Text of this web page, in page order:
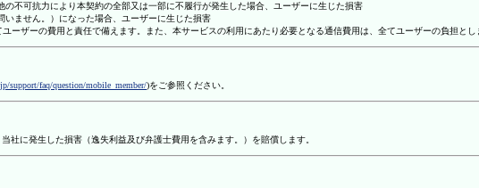
不可抗力により本契約の全部又は一部に不履行が発生した場合、ユーザーに生じた損害
ません。）になった場合、ユーザーに生じた損害
ザーの費用と責任で備えます。また、本サービスの利用にあたり必要となる通信費用は、全てユーザーの負担とし
support/faq/question/mobile_member/)をご参照ください。
に発生した損害（逸失利益及び弁護士費用を含みます。）を賠償します。